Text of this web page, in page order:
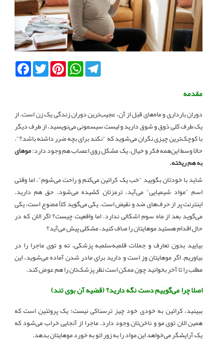
FacebookTwitterPinterestWhatsAppTelegram
مقدمه
دوران بارداری و ماه‌های قبل از آن، عجیب‌ترین دوران زندگی یک زن است. از
یک طرف کلی ذوق و شوق دارید و لیست سیسمونی می‌نویسید، از طرف دیگر
با کوچک‌ترین چیزی نگران می‌شوید که "نکند برای بچه ضرر داشته باشد؟".
حالا وسط این‌همه فکر و خیال، یک مشکل روی اعصاب هم وجود دارد:موهای
به هم ریخته.
شاید با خودتان بگویید "خب یک کراتین می‌کنم و راحت می‌شوم"، اما وقتی
اسم "مواد شیمیایی" می‌آید، ترمزتان کشیده می‌شود. حق هم دارید.
اینترنت پر از حرف‌های ضد و نقیض است. یکی می‌گوید کلاً ممنوع است، یکی
می‌گوید بعد از ماه سوم اشکالی ندارد. اما واقعیت چیست؟ اگر الان که در
حال اقدام هستید موهایتان را صاف کنید، مشکلی پیش می‌آید؟
بیایید بدون تعارف و جملات قلمبه‌سلمبه پزشکی، ته و توی ماجرا را در
بیاوریم. اگر موهایتان وز است و دارید برای مادر شدن آماده می‌شوید، این
مطلب را تا آخر بخوانید چون ممکن است نظر پزشک‌تان را هم عوض کند.
اصلا چرا می‌گوییم دست نگه دارید؟ (قضیه آن بوی تند)
ببینید، کراتین به خودی خود چیز ترسناکی نیست؛ یک پروتئین است که
همین الان توی مو و ناخن‌تان وجود دارد. ماجرا از آنجایی خراب می‌شود که
یک آرایشگر می‌خواهد این مواد را به زورِ اتو به خورد موهایتان بدهد.